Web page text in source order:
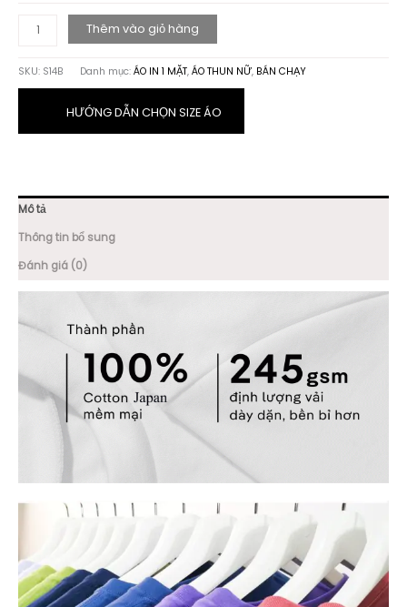
TIẾT
BÉ
Thêm vào giỏ hàng
SKU: S14B Danh mục: ÁO IN 1 MẶT, ÁO THUN NỮ, BÁN CHẠY
HƯỚNG DẪN CHỌN SIZE ÁO
Mô tả
Thông tin bổ sung
Đánh giá (0)